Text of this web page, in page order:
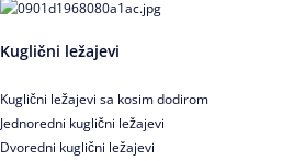
Kuglični ležajevi
Kuglični ležajevi sa kosim dodirom
Jednoredni kuglični ležajevi
Dvoredni kuglični ležajevi